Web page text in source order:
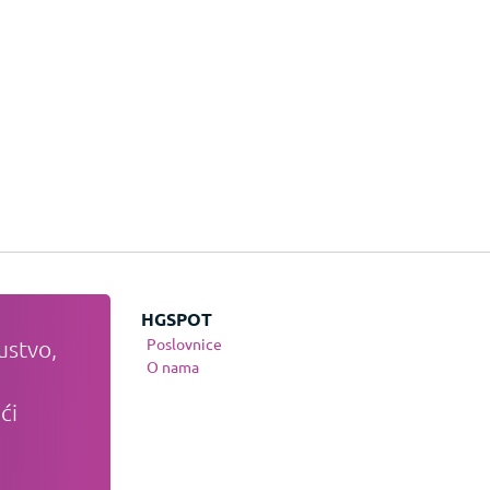
HGSPOT
Poslovnice
O nama